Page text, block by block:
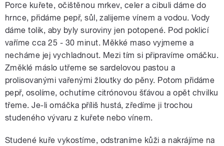
Porce kuřete, očištěnou mrkev, celer a cibuli dáme do
hrnce, přidáme pepř, sůl, zalijeme vínem a vodou. Vody
dáme tolik, aby byly suroviny jen potopené. Pod poklicí
vaříme cca 25 - 30 minut. Měkké maso vyjmeme a
necháme jej vychladnout. Mezi tím si připravíme omáčku.
Změklé máslo utřeme se sardelovou pastou a
prolisovanými vařenými žloutky do pěny. Potom přidáme
pepř, osolíme, ochutíme citrónovou šťávou a opět chvilku
třeme. Je-li omáčka příliš hustá, zředíme ji trochou
studeného vývaru z kuřete nebo vínem.
Studené kuře vykostíme, odstraníme kůži a nakrájíme na